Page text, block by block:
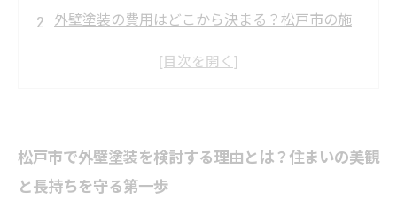
外壁塗装の費用はどこから決まる？松戸市の施
使用する塗料で変わる塗装料金と工事期間の違
での外壁塗装がスムーズに進む秘密
安心して外壁塗装を任せるために―松戸市で選
松戸市で外壁塗装を検討する理由とは？住まいの美観
と長持ちを守る第一歩